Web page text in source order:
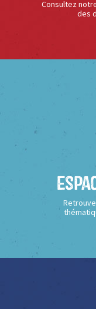
Consultez
des